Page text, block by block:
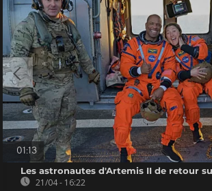
01:13
Les astronautes d'Artemis II de retour
21/04 - 16:22